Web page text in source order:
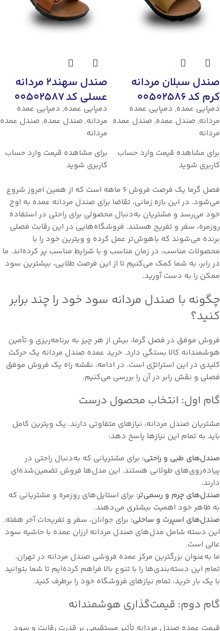
صندل سبلان مردانه
کرم کد 00502586
دمپایی عمده, دمپایی عمده
مردانه, صندل عمده, صندل عمده
مردانه
برای مشاهده قیمت وارد حساب
کاربری شوید
صندل سهند2 مردانه
عسلی کد 00502587
دمپایی عمده, دمپایی عمده
مردانه, صندل عمده, صندل عمده
مردانه
برای مشاهده قیمت وارد حساب
کاربری شوید
فصل گرما یک فرصت فروش ۶ ماهه است که از همین امروز شروع
می‌شود. در این بازه زمانی، تقاضا برای صندل مردانه عمده به اوج
خود می‌رسد و مشتریان به‌دنبال محصولی برای راحتی در استفاده
روزمره، سفر و تفریح هستند. فروشگاه‌هایی در این رقابت فصلی
برنده می‌شوند که باهوش‌تر عمل کرده و ویترین خود را با
محصولات مناسب، در زمان مناسب و با شرایط مناسب پر کرده‌اند. ما
در رابر، به شما کمک می‌کنیم تا از این فرصت طلایی، بیشترین سود
ممکن را به دست آورید.
چگونه با صندل مردانه سود خود را چند برابر
کنید؟
فروش موفق در فصل گرما، بیش از هر چیز به برنامه‌ریزی و تأمین
هوشمندانه کالا بستگی دارد. خرید عمده صندل مردانه یک حرکت
کلیدی در این استراتژی است. در ادامه، نقشه راه یک فروش موفق
فصلی و نقش رابر در آن را بررسی می‌کنیم.
گام اول: انتخاب محصول درست
مشتریان صندل مردانه، نیازهای متفاوتی دارند. یک ویترین کامل
باید به تمام این نیازها پاسخ دهد:
صندل‌های طبی و راحتی: برای مشتریانی که به‌دنبال راحتی در
پیاده‌روی‌های طولانی هستند. این مدل‌ها فروش تضمین‌شده‌ای
دارند.
صندل‌های چرم و رسمی‌تر: برای استایل‌های روزمره و مشتریانی که
به ظاهر خود اهمیت بیشتری می‌دهند.
صندل‌های اسپرت و ساحلی: برای جوانان، سفر و تفریحات آخر هفته.
این دسته شامل مدل‌های صندل مردانه ارزان عمده با حاشیه سود
عالی است.
ما به‌عنوان بزرگترین مرکز عمده فروشی صندل مردانه در تهران،
تمام این دسته‌بندی‌ها را با تنوع بالا فراهم کرده‌ایم تا شما بتوانید
با یک بار خرید، تمام نیازهای فروشگاه خود را برطرف کنید.
گام دوم: قیمت‌گذاری هوشمندانه
قیمت عمده صندل مردانه تأثیر مستقیمی بر قدرت رقابت و سود